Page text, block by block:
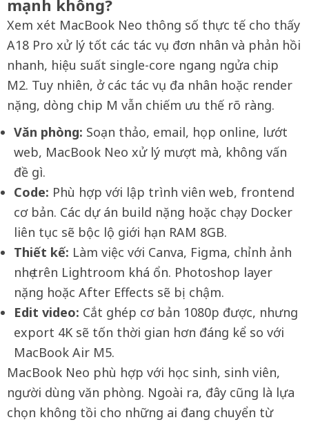
mạnh không?
Xem xét MacBook Neo thông số thực tế cho thấy
A18 Pro xử lý tốt các tác vụ đơn nhân và phản hồi
nhanh, hiệu suất single-core ngang ngửa chip
M2. Tuy nhiên, ở các tác vụ đa nhân hoặc render
nặng, dòng chip M vẫn chiếm ưu thế rõ ràng.
Văn phòng: Soạn thảo, email, họp online, lướt
web, MacBook Neo xử lý mượt mà, không vấn
đề gì.
Code: Phù hợp với lập trình viên web, frontend
cơ bản. Các dự án build nặng hoặc chạy Docker
liên tục sẽ bộc lộ giới hạn RAM 8GB.
Thiết kế: Làm việc với Canva, Figma, chỉnh ảnh
nhẹ trên Lightroom khá ổn. Photoshop layer
nặng hoặc After Effects sẽ bị chậm.
Edit video: Cắt ghép cơ bản 1080p được, nhưng
export 4K sẽ tốn thời gian hơn đáng kể so với
MacBook Air M5.
MacBook Neo phù hợp với học sinh, sinh viên,
người dùng văn phòng. Ngoài ra, đây cũng là lựa
chọn không tồi cho những ai đang chuyển từ